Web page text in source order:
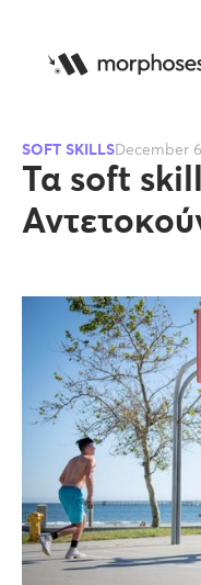
SOFT SKILLSDecember
Τα soft